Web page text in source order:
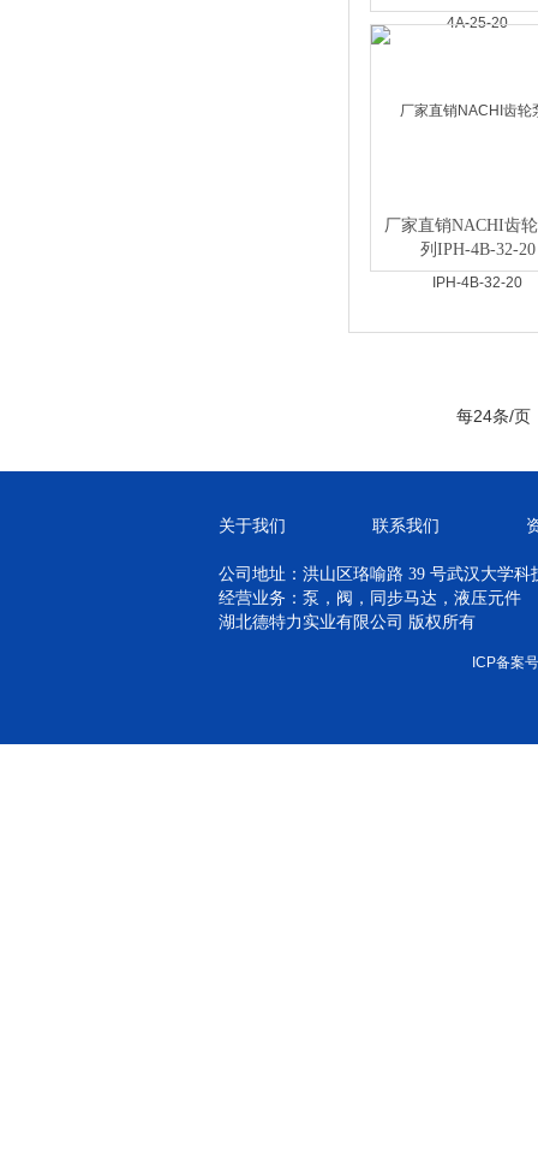
厂家直销NACHI齿
列IPH-4B-32-20
每24条/页
关于我们 联系我们
公司地址：洪山区珞喻路 39 号武汉大学科
经营业务：泵，阀，同步马达，液压元件
湖北德特力实业有限公司 版权所有
ICP备案